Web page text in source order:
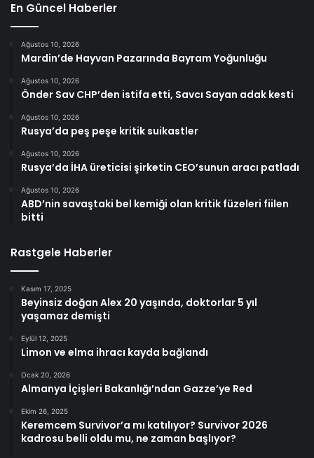
En Güncel Haberler
Ağustos 10, 2026
Mardin’de Hayvan Pazarında Bayram Yoğunluğu
Ağustos 10, 2026
Önder Sav CHP’den istifa etti, Savcı Sayan adak kesti
Ağustos 10, 2026
Rusya’da peş peşe kritik suikastler
Ağustos 10, 2026
Rusya’da İHA üreticisi şirketin CEO’sunun aracı patladı
Ağustos 10, 2026
ABD’nin savaştaki bel kemiği olan kritik füzeleri fiilen
bitti
Rastgele Haberler
Kasım 17, 2025
Beyinsiz doğan Alex 20 yaşında, doktorlar 5 yıl
yaşamaz demişti
Eylül 12, 2025
Limon ve elma ihracı kayda bağlandı
Ocak 20, 2026
Almanya İçişleri Bakanlığı’ndan Gazze’ye Red
Ekim 26, 2025
Keremcem Survivor’a mı katılıyor? Survivor 2026
kadrosu belli oldu mu, ne zaman başlıyor?